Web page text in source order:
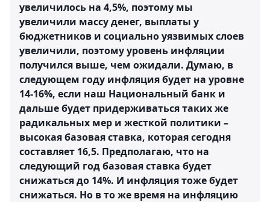
увеличилось на 4,5%, поэтому мы
увеличили массу денег, выплаты у
бюджетников и социально уязвимых слоев
увеличили, поэтому уровень инфляции
получился выше, чем ожидали. Думаю, в
следующем году инфляция будет на уровне
14-16%, если наш Национальный банк и
дальше будет придерживаться таких же
радикальных мер и жесткой политики –
высокая базовая ставка, которая сегодня
составляет 16,5. Предполагаю, что на
следующий год базовая ставка будет
снижаться до 14%. И инфляция тоже будет
снижаться. Но в то же время на инфляцию